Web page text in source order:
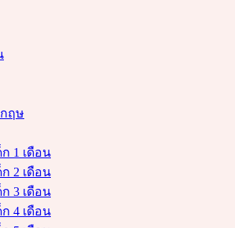
ฤษ
1 เดือน
2 เดือน
3 เดือน
4 เดือน